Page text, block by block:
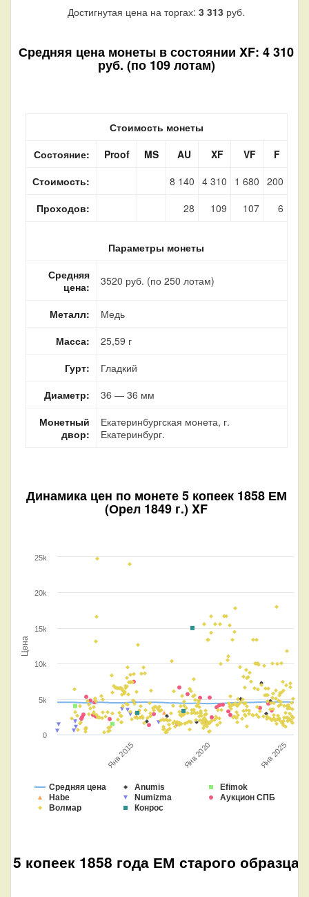
Достигнутая цена на торгах: 3 313 руб.
Средняя цена монеты в состоянии XF: 4 310
руб. (по 109 лотам)
Стоимость монеты
Состояние:
Proof MS AU XF VF
F
Стоимость:
8 140 4 310 1 680 200
Проходов:
28 109 107 6
Параметры монеты
Средняя
цена:
3520 руб. (по 250 лотам)
Металл:
Медь
Масса:
25,59 г
Гурт:
Гладкий
Диаметр:
36 — 36 мм
Монетный
двор:
Екатеринбургская монета, г.
Екатеринбург.
Динамика цен по монете5 копеек 1858 ЕМ
(Орел 1849 г.) XF
Цена
Средняя цена Anumis
Efimok
Habe
Numizma
Аукцион СПБ
Волмар
Конрос
Янв 2015 Янв 2020 Янв 2025
0
5k
10k
15k
20k
25k
5 копеек 1858 года ЕМ старого образца